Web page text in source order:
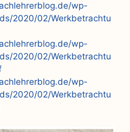
wp-
2020/02/Werkbetrachtu
wp-
2020/02/Werkbetrachtu
wp-
2020/02/Werkbetrachtu